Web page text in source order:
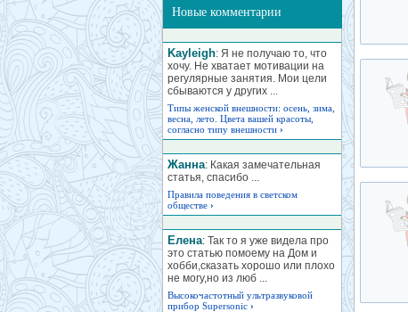
Новые комментарии
Kayleigh: Я не получаю то, что
хочу. Не хватает мотивации на
регулярные занятия. Мои цели
сбываются у других ...
Типы женской внешности: осень, зима,
весна, лето. Цвета вашей красоты,
согласно типу внешности ›
Жанна: Какая замечательная
статья, спасибо ...
Правила поведения в светском
обществе ›
Елена: Так то я уже видела про
это статью помоему на Дом и
хобби,сказать хорошо или плохо
не могу,но из люб ...
Высокочастотный ультразвуковой
прибор Supersonic ›